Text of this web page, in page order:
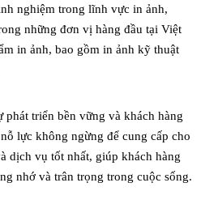
nghiệm trong lĩnh vực in ảnh,
những đơn vị hàng đầu tại Việt
in ảnh, bao gồm in ảnh kỹ thuật
triển bền vững và khách hàng
lực không ngừng để cung cấp cho
dịch vụ tốt nhất, giúp khách hàng
nhớ và trân trọng trong cuộc sống.